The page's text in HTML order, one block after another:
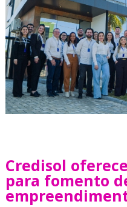
Credisol
para fomento